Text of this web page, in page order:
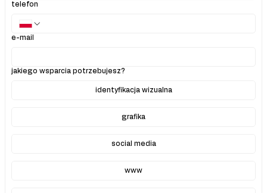
telefon
e-mail
jakiego wsparcia potrzebujesz?
identyfikacja wizualna
grafika
social media
www